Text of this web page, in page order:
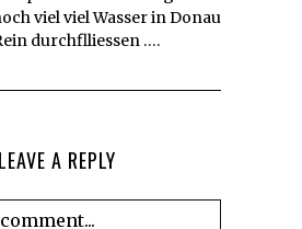
viel viel Wasser in Donau
durchflliessen ….
LEAVE A REPLY